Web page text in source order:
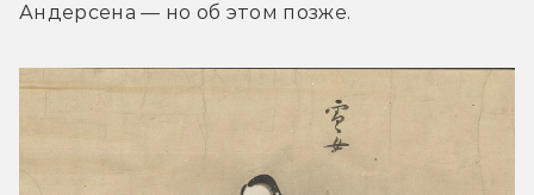
Андерсена — но об этом позже.